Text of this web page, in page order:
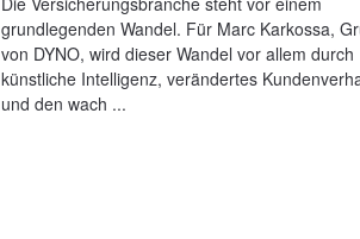
grundlegenden Wandel. Für Marc Karkossa,
von DYNO, wird dieser Wandel vor allem durch
künstliche Intelligenz, verändertes
und den wach ...